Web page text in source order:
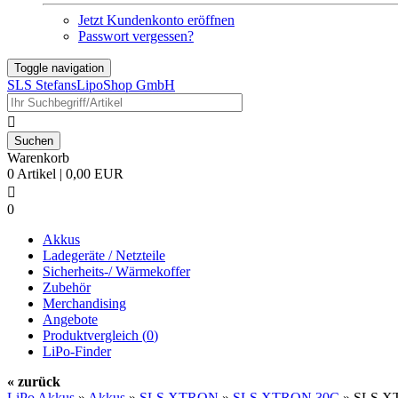
Jetzt Kundenkonto eröffnen
Passwort vergessen?
Toggle navigation
SLS StefansLipoShop GmbH

Warenkorb
0 Artikel | 0,00 EUR

0
Akkus
Ladegeräte / Netzteile
Sicherheits-/ Wärmekoffer
Zubehör
Merchandising
Angebote
Produktvergleich (0)
LiPo-Finder
« zurück